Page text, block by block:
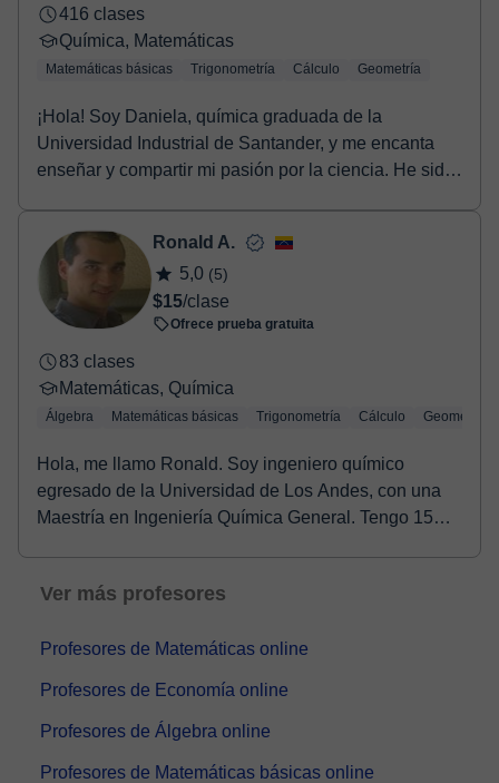
416 clases
Química, Matemáticas
Matemáticas básicas Trigonometría Cálculo Geometría
¡Hola! Soy Daniela, química graduada de la
Universidad Industrial de Santander, y me encanta
enseñar y compartir mi pasión por la ciencia. He sido
Ronald A.
5,0 (5)
$15/clase
Ofrece prueba gratuita
83 clases
Matemáticas, Química
Álgebra Matemáticas básicas Trigonometría Cálculo Geometría
Hola, me llamo Ronald. Soy ingeniero químico
egresado de la Universidad de Los Andes, con una
Maestría en Ingeniería Química General. Tengo 15
Ver más profesores
Profesores de Matemáticas online
Profesores de Economía online
Profesores de Álgebra online
Profesores de Matemáticas básicas online